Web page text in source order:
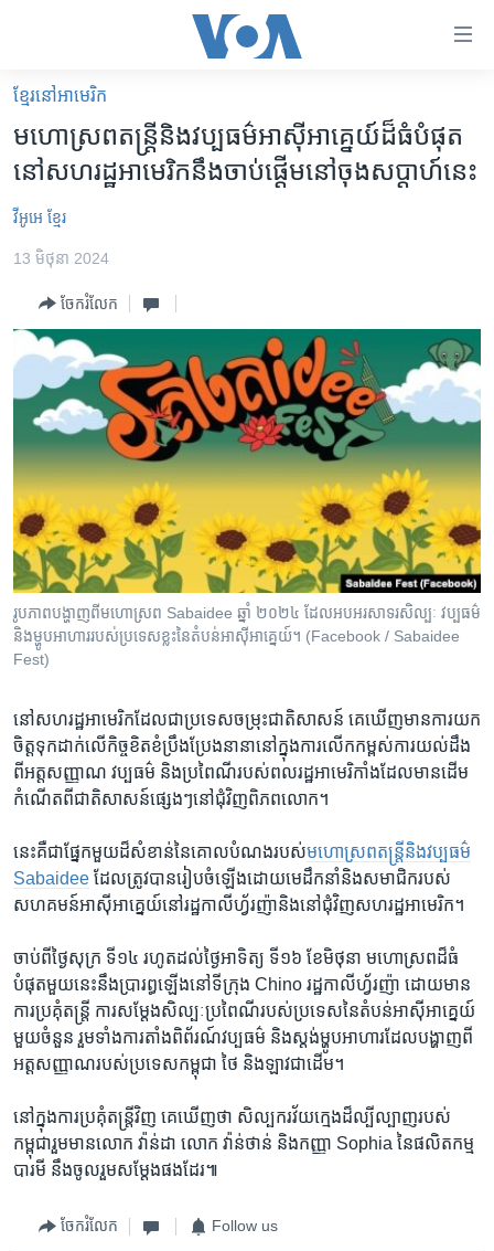
គេហទំព័រ​
ទាក់ទង
និង​
ចូល​
ទំព័រ​
ម្តង
រំលង​
ទៅ​
ទំព័រ​
រចនា
សម្ព័ន្ធ​
រំលង​
និង​
ទៅ​
កាន់​
ស្វែង​
រក
អន្តរជាតិ
ហេឡូវីអូអេ
កម្ពុជាច្នៃប្រតិដ្ឋ
ព្រឹត្តិការណ៍ព័ត៌មាន
ទូរទស្សន៍ / វីដេអូ​
វិទ្យុ / ផតខាសថ៍
កម្មវិធីទាំងអស់
Khmer English
បណ្តាញ​សង្គម
ខ្មែរ​នៅ​អាមេរិក
មហោស្រព​​តន្ត្រី​​និង​​វប្បធម៌​​អាស៊ី​អាគ្នេយ៍​​ដ៏​ធំ​​បំផុត​​
នៅ​​សហរដ្ឋអាមេរិក​​នឹង​​ចាប់​ផ្តើម​​នៅ​​ចុង​​សប្តាហ៍នេះ​
វីអូអេ​​ ខ្មែរ​
13 មិថុនា 2024
ចែករំលែក
រូបភាព​បង្ហាញ​ពី​មហោស្រព​ Sabaidee ឆ្នាំ ២០២៤ ដែល​អបអរ​សាទរ​សិល្បៈ វប្បធម៌
និង​ម្ហូប​អាហារ​របស់​ប្រទេស​ខ្លះ​នៃ​តំបន់​អាស៊ីអាគ្នេយ៍។ (Facebook / Sabaidee
Fest)
នៅ​សហរដ្ឋអាមេរិក​ដែល​ជា​ប្រទេស​ចម្រុះ​ជាតិ​សាសន៍​ គេឃើញ​មាន​ការយក​
ចិត្ត​ទុកដាក់​លើ​កិច្ចខិតខំ​ប្រឹង​ប្រែង​នានា​នៅ​ក្នុង​ការ​លើក​កម្ពស់​ការ​យល់ដឹង​
ពី​អត្តសញ្ញាណ វប្បធម៌ និង​ប្រពៃណី​របស់​ពលរដ្ឋ​អាមេរិកាំង​ដែល​មាន​ដើម​
កំណើត​ពី​ជាតិសាសន៍​ផ្សេងៗ​នៅ​ជុំវិញ​ពិភពលោក។
នេះ​គឺជា​ផ្នែក​មួយដ៏​សំខាន់នៃ​គោលបំណង​របស់​មហោស្រព​តន្ត្រីនិង​វប្បធម៌
Sabaidee ដែល​ត្រូវបាន​រៀបចំ​ឡើង​ដោយ​មេដឹកនាំ​និង​សមាជិក​របស់​
សហគមន៍​អាស៊ីអាគ្នេយ៍​នៅ​រដ្ឋកាលីហ្វ័រញ៉ា​និង​នៅ​ជុំវិញ​សហរដ្ឋអាមេរិក។
ចាប់ពី​ថ្ងៃសុក្រ​ ទី១៤ រហូតដល់​ថ្ងៃ​អាទិត្យ​ ទី១៦ ខែ​មិថុនា មហោស្រពដ៏​ធំ
បំផុតមួយ​នេះ​នឹង​ប្រារព្ធឡើង​នៅ​ទីក្រុង Chino រដ្ឋ​កាលីហ្វ័រញ៉ា ដោយ​មាន​
ការ​ប្រគុំតន្ត្រី​ ការ​សម្តែង​សិល្បៈ​ប្រពៃណី​របស់​ប្រទេស​នៃ​តំបន់​អាស៊ីអាគ្នេយ៍​
មួយចំនួន រួមទាំងការ​តាំង​ពិព័រណ៍​វប្បធម៌ និង​ស្តង់​ម្ហូបអាហារ​ដែល​បង្ហាញ​ពី​
អត្តសញ្ញាណ​របស់​ប្រទេស​កម្ពុជា ថៃ និង​ឡាវជាដើម។
នៅក្នុងការ​ប្រគុំតន្ត្រី​វិញ គេ​ឃើញ​ថា សិល្បករ​វ័យក្មេង​ដ៏​ល្បីល្បាញ​របស់​
កម្ពុជា​រួមមាន​លោក វ៉ាន់ដា លោក វ៉ាន់ថាន់ និងកញ្ញា Sophia នៃផលិតកម្ម
បារមី នឹងចូលរួម​សម្តែង​ផងដែរ៕
ចែករំលែក Follow us